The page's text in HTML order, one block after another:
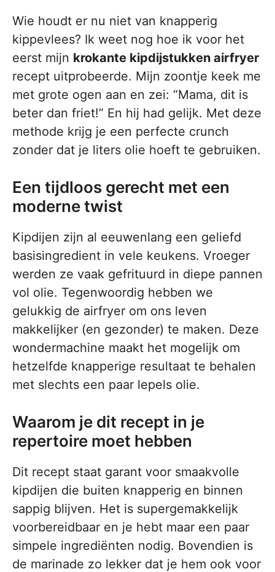
Wie houdt er nu niet van knapperig
kippevlees? Ik weet nog hoe ik voor het
eerst mijn krokante kipdijstukken airfryer
recept uitprobeerde. Mijn zoontje keek me
met grote ogen aan en zei: “Mama, dit is
beter dan friet!” En hij had gelijk. Met deze
methode krijg je een perfecte crunch
zonder dat je liters olie hoeft te gebruiken.
Een tijdloos gerecht met een
moderne twist
Kipdijen zijn al eeuwenlang een geliefd
basisingredient in vele keukens. Vroeger
werden ze vaak gefrituurd in diepe pannen
vol olie. Tegenwoordig hebben we
gelukkig de airfryer om ons leven
makkelijker (en gezonder) te maken. Deze
wondermachine maakt het mogelijk om
hetzelfde knapperige resultaat te behalen
met slechts een paar lepels olie.
Waarom je dit recept in je
repertoire moet hebben
Dit recept staat garant voor smaakvolle
kipdijen die buiten knapperig en binnen
sappig blijven. Het is supergemakkelijk
voorbereidbaar en je hebt maar een paar
simpele ingrediënten nodig. Bovendien is
de marinade zo lekker dat je hem ook voor